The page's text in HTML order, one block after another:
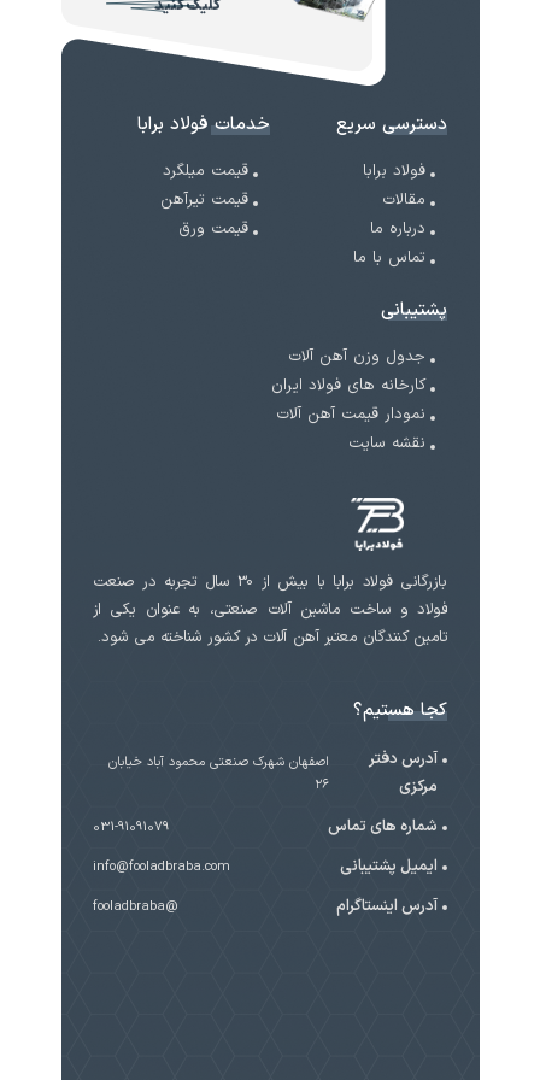
کلیک کنید
دسترسی سریع
فولاد برابا
مقالات
درباره ما
تماس با ما
خدمات فولاد برابا
قیمت میلگرد
قیمت تیرآهن
قیمت ورق
پشتیبانی
جدول وزن آهن آلات
کارخانه های فولاد ایران
نمودار قیمت آهن آلات
نقشه سایت
بازرگانی فولاد برابا با بیش از 30 سال تجربه در صنعت
فولاد و ساخت ماشین آلات صنعتی، به عنوان یکی از
تامین کنندگان معتبر آهن آلات در کشور شناخته می شود.
کجا هستیم؟
آدرس دفتر
مرکزی
اصفهان شهرک صنعتی محمود آباد خیابان
۲۶
شماره های تماس 031-91091079
ایمیل پشتیبانی info@fooladbraba.com
آدرس اینستاگرام @fooladbraba